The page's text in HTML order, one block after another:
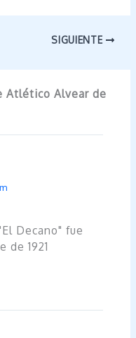
SIGUIENTE
Atlético Alvear de
Decano" fue
de 1921